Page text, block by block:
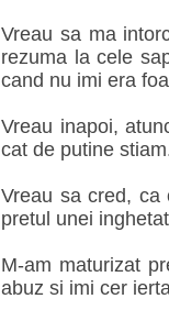
Vreau sa ma
rezuma la cele
cand nu imi era
Vreau inapoi,
cat de putine
Vreau sa cred, ca
pretul unei
M-am maturizat
abuz si imi cer